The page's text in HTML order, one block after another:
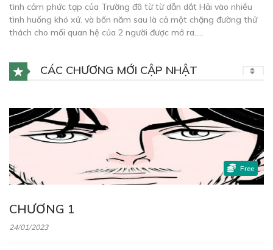
tình cảm phức tạp của Trường đã từ từ dẫn dắt Hải vào nhiều
tình huống khó xử. và bốn năm sau là cả một chặng đường thử
thách cho mối quan hệ của 2 người được mở ra…..
CÁC CHƯƠNG MỚI CẬP NHẬT
CHƯƠNG 1
24/01/2023
Free